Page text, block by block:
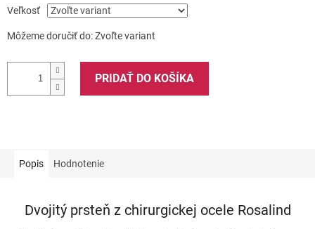
Veľkosť
Môžeme doručiť do:Zvoľte variant
PRIDAŤ DO KOŠÍKA
Popis Hodnotenie
Dvojitý prsteň z chirurgickej ocele Rosalind